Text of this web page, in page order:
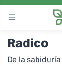
Radico
De la